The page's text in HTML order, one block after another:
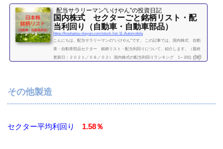
配当サラリーマン“いけやん”の投資日記 ​
国内株式 セクターごと銘柄リスト・配
当利回り（自動車・自動車部品）
https://kouhaitou-ikeyan.com/stock-list-11-Automobile
こんにちは。配当サラリーマンの“いけやん”です。 この記事では、国内株式 自動
車・自動車部品セクター 銘柄リスト・配当利回りについて、紹介します。（最終
更新日：２０２１／０８／０２） 国内株式の配当利回りランキング 1～10位 自動
続きを読む
その他製造
セクター平均利回り 1.58％